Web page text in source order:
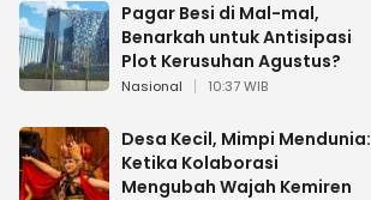
Pagar Besi di Mal-mal,
Benarkah untuk Antisipasi
Plot Kerusuhan Agustus?
Nasional 10:37 WIB
Desa Kecil, Mimpi Mendunia:
Ketika Kolaborasi
Mengubah Wajah Kemiren